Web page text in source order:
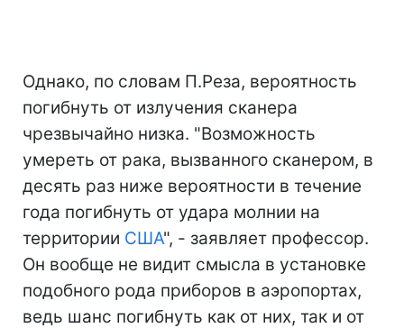
Однако, по словам П.Реза, вероятность
погибнуть от излучения сканера
чрезвычайно низка. "Возможность
умереть от рака, вызванного сканером, в
десять раз ниже вероятности в течение
года погибнуть от удара молнии на
территории США", - заявляет профессор.
Он вообще не видит смысла в установке
подобного рода приборов в аэропортах,
ведь шанс погибнуть как от них, так и от